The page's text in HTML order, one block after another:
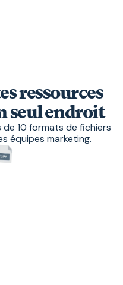
ressources
seul endroit
10 formats de fichiers
équipes marketing.